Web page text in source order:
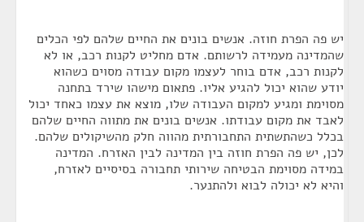
יש פה הפרת חוזה. אנשים בונים את החיים שלהם לפי הכלים
שהמדינה מעמידה לרשותם. אדם מחליט לקנות רכב, או לא
לקנות רכב, אדם בוחר לעצמו מקום עבודה מסוים כשהוא
יודע שהוא יכול להגיע אליו. פתאום מישהו שירד בתחנה
מסוימת ומגיע למקום העבודה שלו, מוצא את עצמו כאחד יכול
לאבד את מקום עבודתו. אנשים בונים את מתווה החיים שלהם
בכלל כשהתשתית התחבורתית מהווה חלק מהשיקולים שלהם.
לכן, יש פה הפרת חוזה בין המדינה לבין האזרח. המדינה
במידה מסוימת הבטיחה שירותי תחבורה בסיסיים לאזרח,
והיא לא יכולה לבוא ולהתנער.